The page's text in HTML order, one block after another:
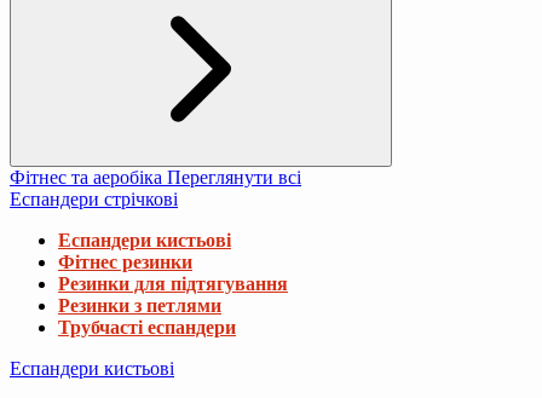
Фітнес та аеробіка Переглянути всі
Еспандери стрічкові
Еспандери кистьові
Фітнес резинки
Резинки для підтягування
Резинки з петлями
Трубчасті еспандери
Еспандери кистьові